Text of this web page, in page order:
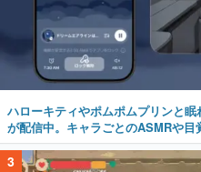
ハローキティやポムポムプリンと眠
が配信中。キャラごとのASMRや目
3